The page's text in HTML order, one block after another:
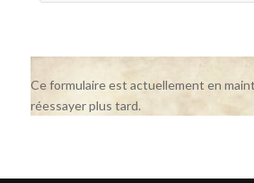
Ce formulaire est actuellement en
réessayer plus tard.